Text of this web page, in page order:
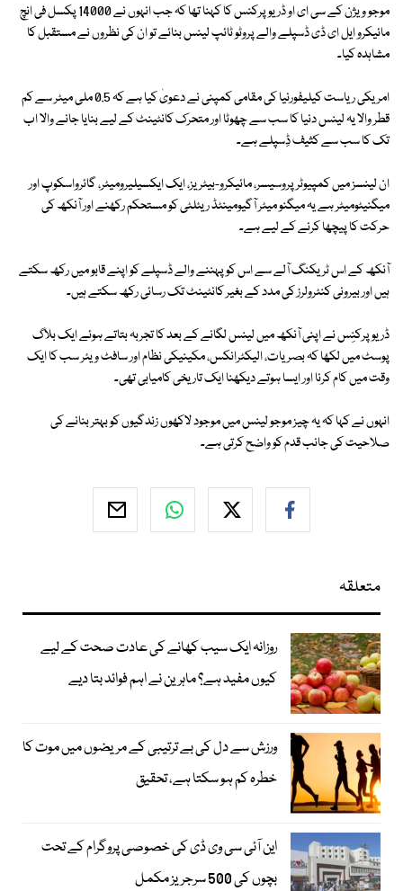
موجو ویژن کے سی ای او ڈریو پرکنس کا کہنا تھا کہ جب انہوں نے 14000 پکسل فی انچ
مائیکرو ایل ای ڈی ڈسپلے والے پروٹو ٹائپ لینس بنائے تو ان کی نظروں نے مستقبل کا
مشاہدہ کیا۔
امریکی ریاست کیلیفورنیا کی مقامی کمپنی نے دعویٰ کیا ہے کہ 0.5 ملی میٹر سے کم
قطر والا یہ لینس دنیا کا سب سے چھوٹا اور متحرک کانٹینٹ کے لیے بنایا جانے والا اب
تک کا سب سے کثیف ڈِسپلے ہے۔
ان لینسز میں کمپیوٹر پروسیسر، مائیکرو-بیٹریز، ایک ایکسیلیرومیٹر، گائرواسکوپ اور
میگنیٹومیٹر ہے یہ میگنو میٹر آگیومینٹڈ ریئلٹی کو مستحکم رکھنے اور آنکھ کی
حرکت کا پیچھا کرنے کے لیے ہے۔
آنکھ کے اس ٹریکنگ آلے سے اس کو پہننے والے ڈسپلے کو اپنے قابو میں رکھ سکتے
ہیں اور بیرونی کنٹرولرز کی مدد کے بغیر کانٹینٹ تک رسائی رکھ سکتے ہیں۔
ڈریو پرکنِس نے اپنی آنکھ میں لینس لگانے کے بعد کا تجربہ بتاتے ہوئے ایک بلاگ
پوسٹ میں لکھا کہ بصریات، الیکٹرانکس، مکینیکی نظام اور سافٹ ویئر سب کا ایک
وقت میں کام کرنا اور ایسا ہوتے دیکھنا ایک تاریخی کامیابی تھی۔
انہوں نے کہا کہ یہ چیز موجو لینس میں موجود لاکھوں زندگیوں کو بہتر بنانے کی
صلاحیت کی جانب قدم کو واضح کرتی ہے۔
متعلقہ
روزانہ ایک سیب کھانے کی عادت صحت کے لیے
کیوں مفید ہے؟ ماہرین نے اہم فوائد بتا دیے
ورزش سے دل کی بے ترتیبی کے مریضوں میں موت کا
خطرہ کم ہو سکتا ہے، تحقیق
این آئی سی وی ڈی کی خصوصی پروگرام کے تحت
بچوں کی 500 سرجریز مکمل